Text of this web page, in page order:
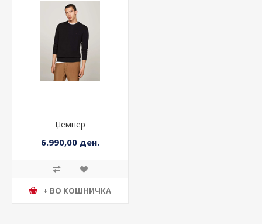
Џемпер
6.990,00 ден.
+ ВО КОШНИЧКА